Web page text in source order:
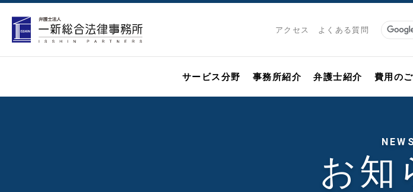
アクセス よくある質問
サービス分野 事務所紹介 弁護士紹介 費用の
NEWS
お知